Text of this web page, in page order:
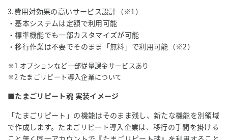
3.費用対効果の高いサービス設計（※1）
・基本システムは定額で利用可能
・標準機能でも一部カスタマイズが可能
・移行作業は不要でそのまま「無料」で利用可能（※2）
※1 オプションなど一部従量課金サービスあり
※2 たまごリピート導入企業について
■たまごリピート魂 実装イメージ
「たまごリピート」の機能はそのまま残し、新たな機能を別領域
で作成します。たまごリピート導入企業は、移行の手間を掛ける